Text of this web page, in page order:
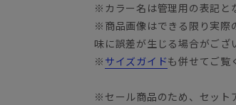
※カラー名は管理用の表記と
※商品画像はできる限り実際
味に誤差が生じる場合がござ
※ サイズガイドも併せてご覧
※セール商品のため、セット